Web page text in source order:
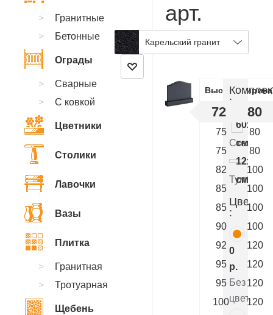
арт.
BB.05
Карельский гранит
ВысотаШирина
72 80
75
80
75
80
82
100
85
100
85
100
90
100
92
120
95
120
95
120
100
120
:
Стелла
см.
Тумба
см.
Цветник
:
0
р.
Без
цветника
Гранитные
Бетонные
Ограды
Сварные
С ковкой
Цветники
Столики
Лавочки
Вазы
Плитка
Гранитная
Тротуарная
Щебень